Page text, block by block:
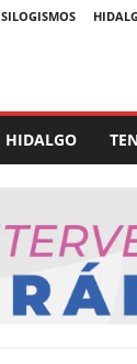
SILOGISMOS
HIDALGO